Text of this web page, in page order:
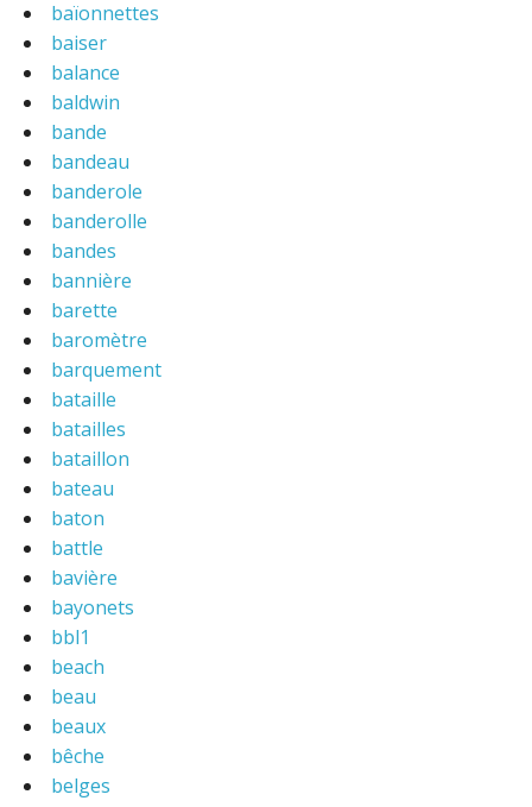
baïonnettes
baiser
balance
baldwin
bande
bandeau
banderole
banderolle
bandes
bannière
barette
baromètre
barquement
bataille
batailles
bataillon
bateau
baton
battle
bavière
bayonets
bbl1
beach
beau
beaux
bêche
belges